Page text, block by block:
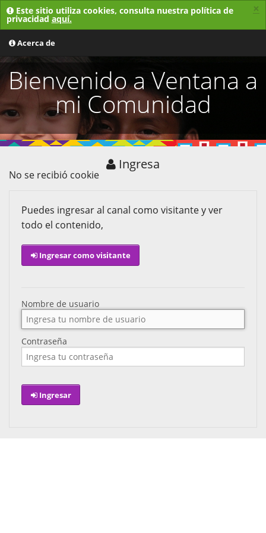
Este sitio utiliza cookies, consulta nuestra política de
privacidad aquí.
×
MENU
Acerca de
Bienvenido a Ventana a
mi Comunidad
Ingresa
No se recibió cookie
Puedes ingresar al canal como visitante y ver
todo el contenido,
Ingresar como visitante
Nombre de usuario
Contraseña
Ingresar